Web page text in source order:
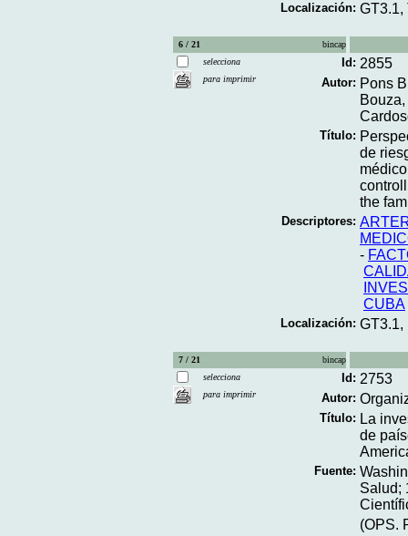
Localización: GT3.1,
6 / 21
bincap
selecciona
para imprimir
Id: 2855
Autor: Pons
Título:
de
the
Descriptores:
-
CUBA
Localización: GT3.1,
7 / 21
bincap
selecciona
para imprimir
Id: 2753
Autor:
Título: La
de
Fuente:
Salud;
(OPS.